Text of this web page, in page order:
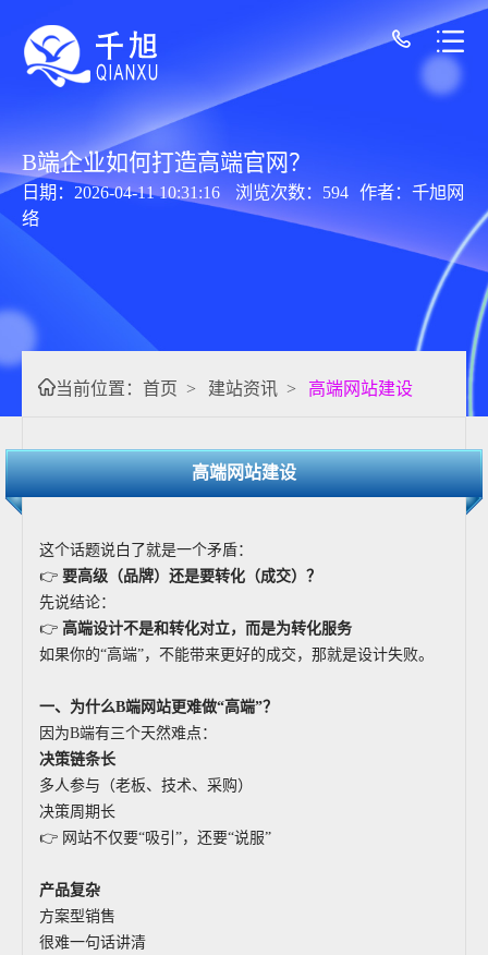
B端企业如何打造高端官网？
日期：2026-04-11 10:31:16 浏览次数：594 作者：千旭网
络
当前位置： 首页 > 建站资讯 > 高端网站建设
高端网站建设
这个话题说白了就是一个矛盾：
👉 要高级（品牌）还是要转化（成交）？
先说结论：
👉 高端设计不是和转化对立，而是为转化服务
如果你的“高端”，不能带来更好的成交，那就是设计失败。
一、为什么B端网站更难做“高端”？
因为B端有三个天然难点：
决策链条长
多人参与（老板、技术、采购）
决策周期长
👉 网站不仅要“吸引”，还要“说服”
产品复杂
方案型销售
很难一句话讲清